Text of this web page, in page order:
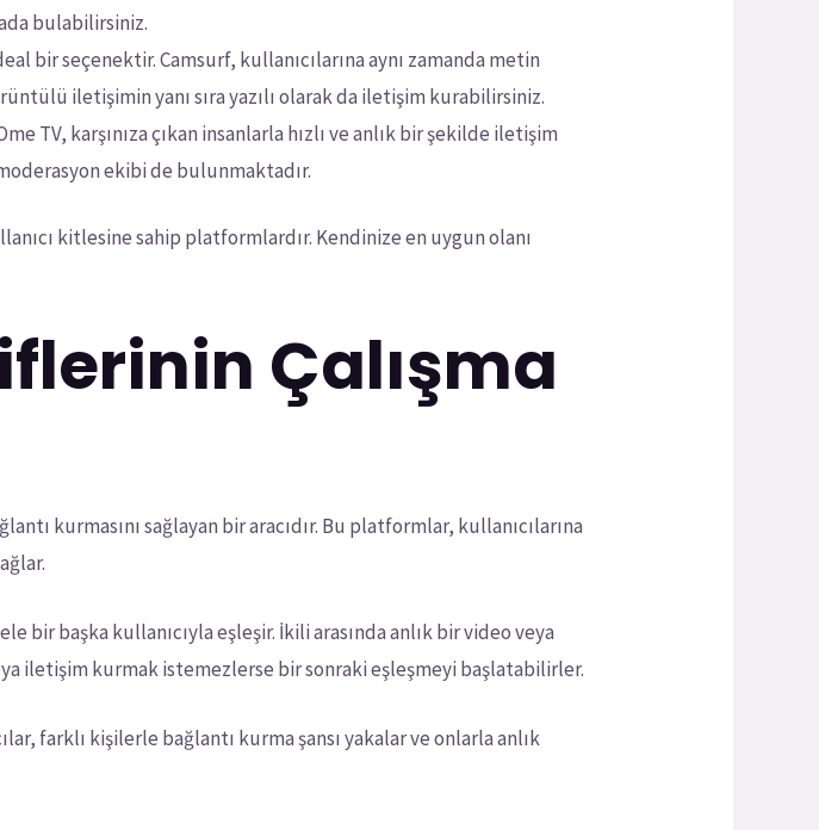
bulabilirsiniz.
bir seçenektir. Camsurf, kullanıcılarına aynı zamanda metin
iletişimin yanı sıra yazılı olarak da iletişim kurabilirsiniz.
TV, karşınıza çıkan insanlarla hızlı ve anlık bir şekilde iletişim
ekibi de bulunmaktadır.
kitlesine sahip platformlardır. Kendinize en uygun olanı
Çalışma
kurmasını sağlayan bir aracıdır. Bu platformlar, kullanıcılarına
bir başka kullanıcıyla eşleşir. İkili arasında anlık bir video veya
iletişim kurmak istemezlerse bir sonraki eşleşmeyi başlatabilirler.
farklı kişilerle bağlantı kurma şansı yakalar ve onlarla anlık